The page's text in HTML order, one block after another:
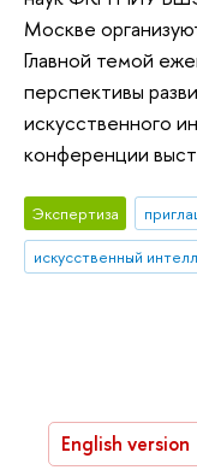
English version
Москве
Главной темой
перспективы
искусственного
конференции
Экспертиза
искусственный